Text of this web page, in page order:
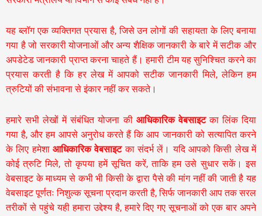
यह ब्लॉग एक व्यक्तिगत प्रयास है, जिसे उन लोगों की सहायता के लिए बनाया
गया है जो सरकारी योजनाओं और अन्य शैक्षिक जानकारी के बारे में सटीक और
अपडेटेड जानकारी प्राप्त करना चाहते हैं। हमारी टीम यह सुनिश्चित करने का
प्रयास करती है कि हर लेख में आपको सटीक जानकारी मिले, लेकिन हम
त्रुटियों की संभावना से इंकार नहीं कर सकते।
हमारे सभी लेखों में संबंधित योजना की आधिकारिक वेबसाइटका लिंक दिया
गया है, और हम आपसे अनुरोध करते हैं कि आप जानकारी को सत्यापित करने
के लिए हमेशा आधिकारिक वेबसाइटका संदर्भ लें। यदि आपको किसी लेख में
कोई त्रुटि मिले, तो कृपया हमें सूचित करें, ताकि हम उसे सुधार सकें। इस
वेबसाइट के माध्यम से कभी भी किसी के द्वारा पैसे की मांग नहीं की जाती है यह
वेबसाइट पूर्णतः निशुल्क सूचना प्रदान करती है,सिर्फ जानकारी आप तक सरल
तरीकों से पहुंचे यही हमारा उद्देश्य है, हमारे दिए गए सूचनाओं को एक बार अपने